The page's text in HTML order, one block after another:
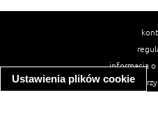
Ustawienia plików cookie
informacja o
informacja o